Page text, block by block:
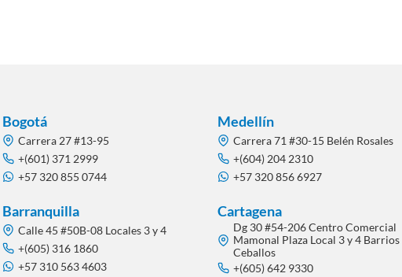
Bogotá
Carrera 27 #13-95
+(601) 371 2999
+57 320 855 0744
Barranquilla
Calle 45 #50B-08 Locales 3 y 4
+(605) 316 1860
+57 310 563 4603
Medellín
Carrera 71 #30-15 Belén Rosales
+(604) 204 2310
+57 320 856 6927
Cartagena
Dg 30 #54-206 Centro Comercial
Mamonal Plaza Local 3 y 4 Barrios
Ceballos
+(605) 642 9330